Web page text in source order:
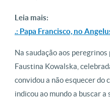
Leia mais:
.: Papa Francisco, no
Na saudação aos
Faustina Kowalska,
convidou a não esquecer do
indicou ao mundo a buscar